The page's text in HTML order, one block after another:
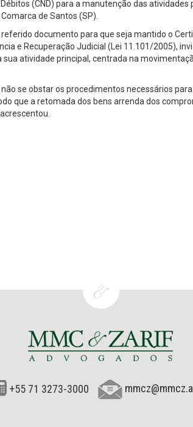
(CND) para a manutenção das atividades
de Santos (SP).
documento para que seja mantido o
e Recuperação Judicial (Lei 11.101/2005),
atividade principal, centrada na
se obstar os procedimentos necessários
que a retomada dos bens arrenda dos
+55 71 3273-3000